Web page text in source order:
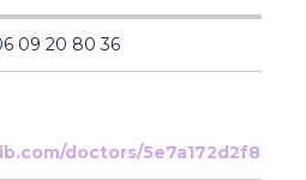
09 20 80 36
doctors/